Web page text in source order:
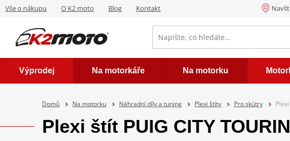
Vše o nákupu O K2 moto Blog Kontakt
Výprodej Na motorkáře Na motorku
Domů Na motorku Náhradní díly a tuning Plexi štíty Pro skútry
Plexi štít PUIG CITY